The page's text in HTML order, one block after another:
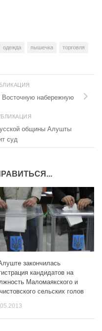
одежда пышечка торговля
набережную
общины Алушты
суд
закончилась
кандидатов на
Маломаякского и
сельских голов